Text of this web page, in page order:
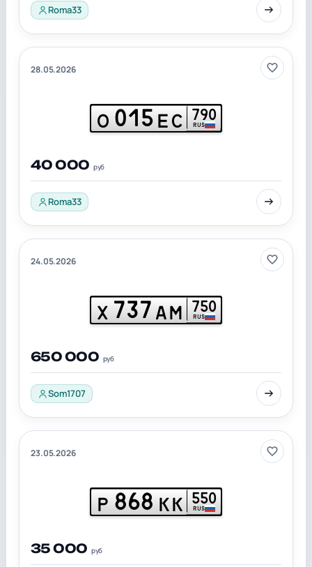
Roma33
28.05.2026
О 015 ЕС 790
RUS
40 000 руб
Roma33
24.05.2026
Х 737АМ 750
RUS
650 000 руб
Som1707
23.05.2026
Р 868 КК 550
RUS
35 000 руб